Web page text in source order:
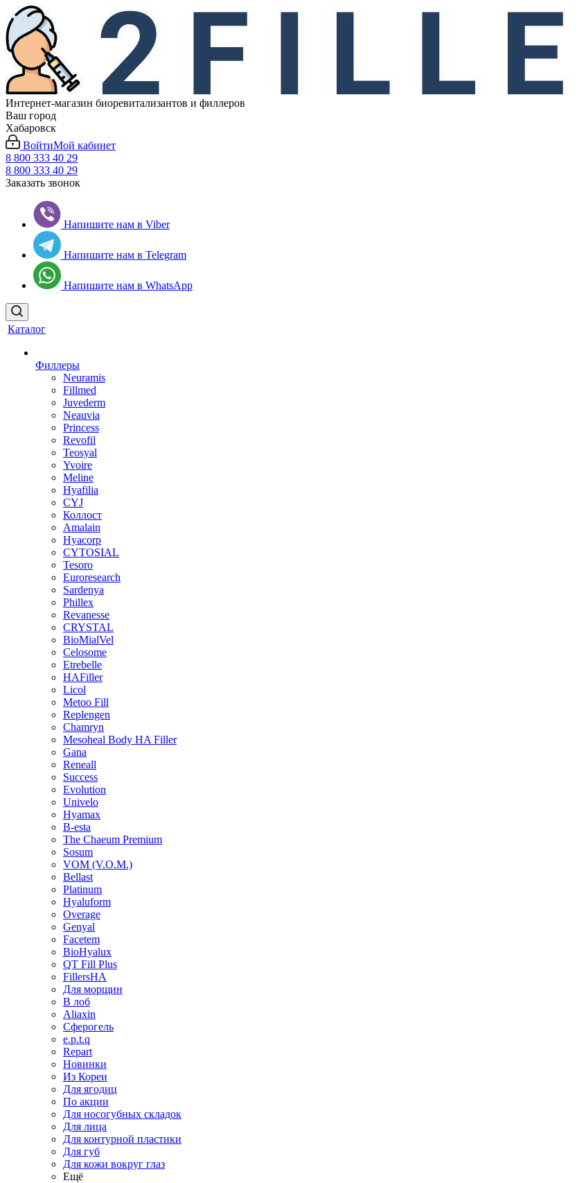
Интернет-магазин биоревитализантов и филлеров
Ваш город
Хабаровск
ВойтиМой кабинет
8 800 333 40 29
8 800 333 40 29
Заказать звонок
Напишите нам в Viber
Напишите нам в Telegram
Напишите нам в WhatsApp
Каталог
Филлеры
Neuramis
Fillmed
Juvederm
Neauvia
Princess
Revofil
Teosyal
Yvoire
Meline
Hyafilia
CYJ
Коллост
Amalain
Hyacorp
CYTOSIAL
Tesoro
Euroresearch
Sardenya
Phillex
Revanesse
CRYSTAL
BioMialVel
Celosome
Etrebelle
HAFiller
Licol
Metoo Fill
Replengen
Chamryn
Mesoheal Body HA Filler
Gana
Reneall
Success
Evolution
Univelo
Hyamax
B-esta
The Chaeum Premium
Sosum
VOM (V.O.M.)
Bellast
Platinum
Hyaluform
Overage
Genyal
Facetem
BioHyalux
QT Fill Plus
FillersHA
Для морщин
В лоб
Aliaxin
Сферогель
e.p.t.q
Repart
Новинки
Из Кореи
Для ягодиц
По акции
Для носогубных складок
Для лица
Для контурной пластики
Для губ
Для кожи вокруг глаз
Ещё